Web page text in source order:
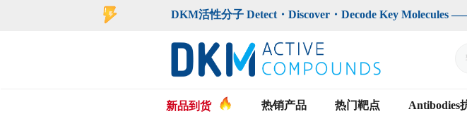
DKM活性分子 Detect・Discover・Decode Key Molecules
新品到货 热销产品 热门靶点 Antibodies